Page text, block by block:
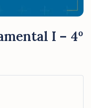
I – 4º